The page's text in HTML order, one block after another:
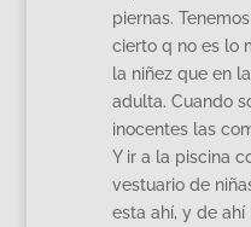
piernas.
cierto q no es lo
la niñez que en
adulta. Cuando
inocentes las
Y ir a la piscina
vestuario de
esta ahí, y de